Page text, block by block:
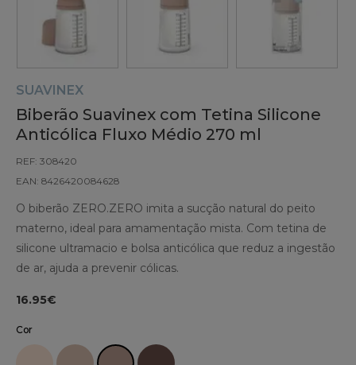
SUAVINEX
Biberão Suavinex com Tetina Silicone
Anticólica Fluxo Médio 270 ml
REF: 308420
EAN: 8426420084628
O biberão ZERO.ZERO imita a sucção natural do peito
materno, ideal para amamentação mista. Com tetina de
silicone ultramacio e bolsa anticólica que reduz a ingestão
de ar, ajuda a prevenir cólicas.
16.95€
Cor